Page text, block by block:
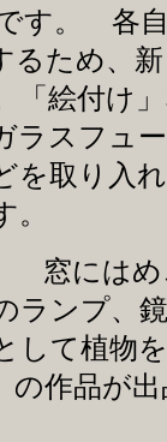
す。 各
るため、
「絵付け
ラスフュ
を取り入
窓にはめ
ランプ、
して植物
の作品が